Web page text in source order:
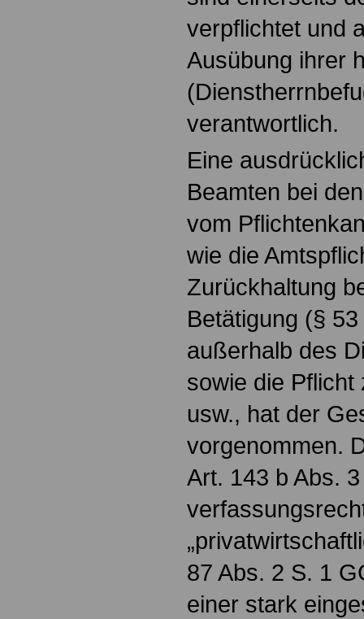
verpflichtet und
Ausübung ihrer
verantwortlich.
Eine
Beamten bei
vom
wie die
Zurückhaltung
Betätigung (§
außerhalb des
sowie die
usw., hat der
vorgenommen.
Art. 143 b Abs.
87 Abs. 2 S. 1
einer stark